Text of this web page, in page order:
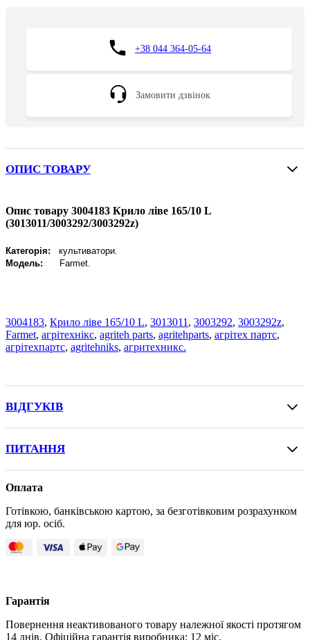
+38 044 364-05-64
Замовити дзвінок
ОПИС ТОВАРУ
Опис товару 3004183 Крило ліве 165/10 L
(3013011/3003292/3003292z)
Категорія: культиватори.
Модель:
Farmet.
3004183, Крило ліве 165/10 L, 3013011, 3003292, 3003292z,
Farmet, агрітехнікс, agriteh parts, agritehparts, агрітех партс,
агрітехпартс, agritehniks, агритехникс.
ВІДГУКІВ
ПИТАННЯ
Оплата
Готівкою, банківською картою, за безготівковим розрахунком
для юр. осіб.
Гарантія
Повернення неактивованого товару належної якості протягом
14 днів. Офіційна гарантія виробника: 12 міс.